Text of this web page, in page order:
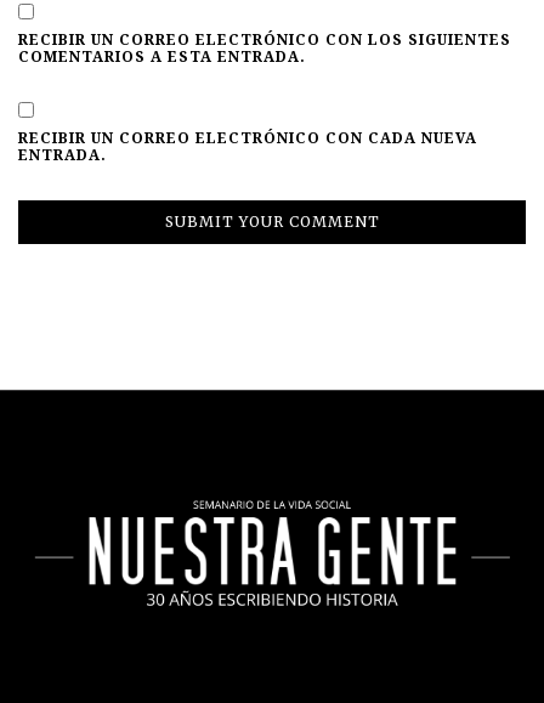
RECIBIR UN CORREO ELECTRÓNICO CON LOS SIGUIENTES
COMENTARIOS A ESTA ENTRADA.
RECIBIR UN CORREO ELECTRÓNICO CON CADA NUEVA
ENTRADA.